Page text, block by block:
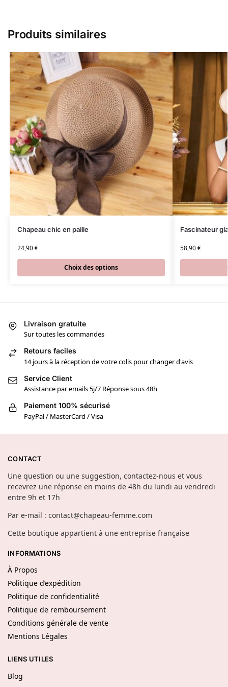
Produits similaires
Chapeau chic en paille
24,90€
Choix des options
Fascinateur
58,90€
Livraison gratuite
Sur toutes les commandes
Retours faciles
14 jours à la réception de votre colis pour changer d'avis
Service Client
Assistance par emails 5j/7 Réponse sous 48h
Paiement 100% sécurisé
PayPal / MasterCard / Visa
CONTACT
Une question ou une suggestion, contactez-nous et vous
recevrez une réponse en moins de 48h du lundi au vendredi
entre 9h et 17h
Par e-mail : contact@chapeau-femme.com
Cette boutique appartient à une entreprise française
INFORMATIONS
À Propos
Politique d’expédition
Politique de confidentialité
Politique de remboursement
Conditions générale de vente
Mentions Légales
LIENS UTILES
Blog